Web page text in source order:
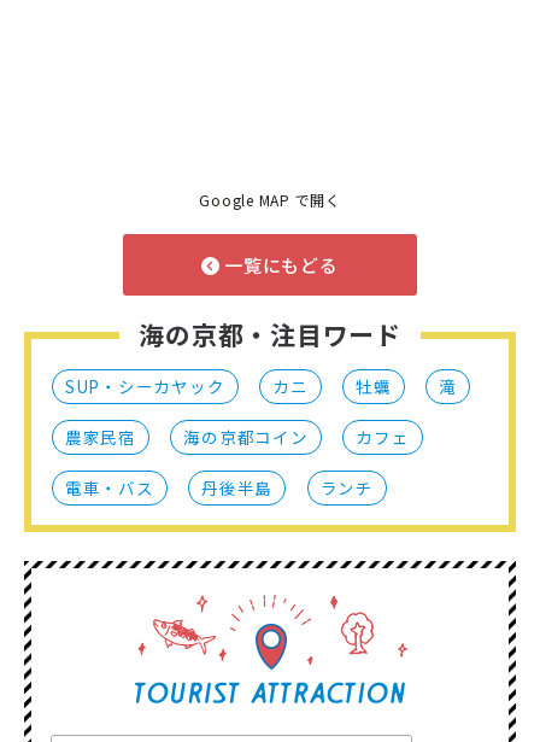
Google MAP で開く
一覧にもどる
海の京都・注目ワード
SUP・シーカヤック カニ 牡蠣 滝
農家民宿 海の京都コイン カフェ
電車・バス 丹後半島 ランチ